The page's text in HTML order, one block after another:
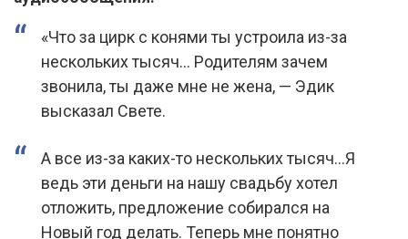
«Что за цирк с конями ты устроила из-за
нескольких тысяч… Родителям зачем
звонила, ты даже мне не жена, — Эдик
высказал Свете.
А все из-за каких-то нескольких тысяч…Я
ведь эти деньги на нашу свадьбу хотел
отложить, предложение собирался на
Новый год делать. Теперь мне понятно